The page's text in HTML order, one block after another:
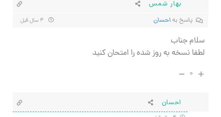
بهار شمس
پاسخ بهاحسان
سلام جناب
لطفا نسخه به روز شده را امتحان کنید
۰
احسان